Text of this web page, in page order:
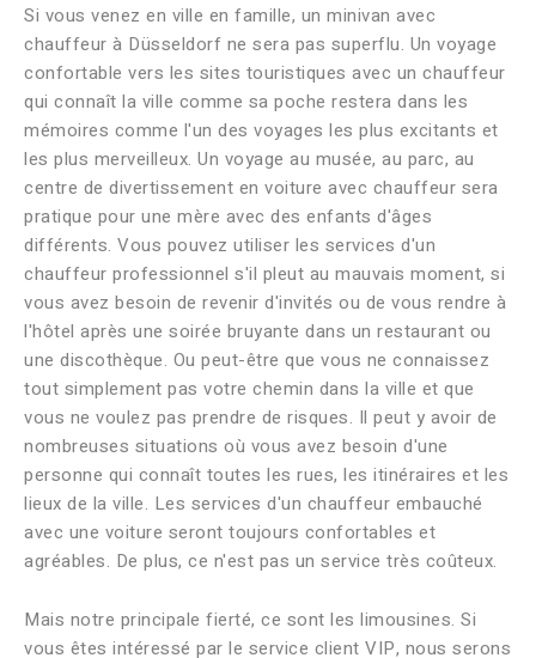
Si vous venez en ville en famille, un minivan avec
chauffeur à Düsseldorf ne sera pas superflu. Un voyage
confortable vers les sites touristiques avec un chauffeur
qui connaît la ville comme sa poche restera dans les
mémoires comme l'un des voyages les plus excitants et
les plus merveilleux. Un voyage au musée, au parc, au
centre de divertissement en voiture avec chauffeur sera
pratique pour une mère avec des enfants d'âges
différents. Vous pouvez utiliser les services d'un
chauffeur professionnel s'il pleut au mauvais moment, si
vous avez besoin de revenir d'invités ou de vous rendre à
l'hôtel après une soirée bruyante dans un restaurant ou
une discothèque. Ou peut-être que vous ne connaissez
tout simplement pas votre chemin dans la ville et que
vous ne voulez pas prendre de risques. Il peut y avoir de
nombreuses situations où vous avez besoin d'une
personne qui connaît toutes les rues, les itinéraires et les
lieux de la ville. Les services d'un chauffeur embauché
avec une voiture seront toujours confortables et
agréables. De plus, ce n'est pas un service très coûteux.
Mais notre principale fierté, ce sont les limousines. Si
vous êtes intéressé par le service client VIP, nous serons